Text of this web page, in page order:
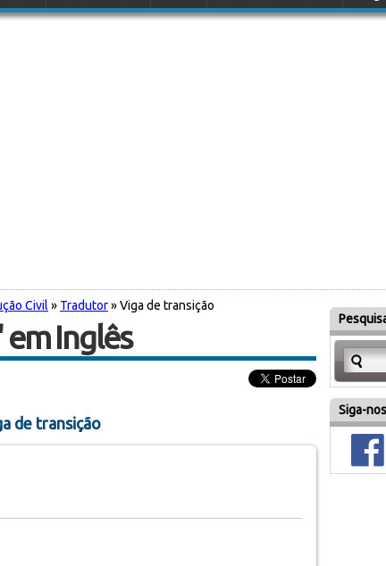
Civil » Tradutor» Viga de transição
Inglês
de transição
Siga-